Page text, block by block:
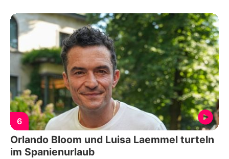
6
Orlando Bloom und Luisa Laemmel turteln
im Spanienurlaub